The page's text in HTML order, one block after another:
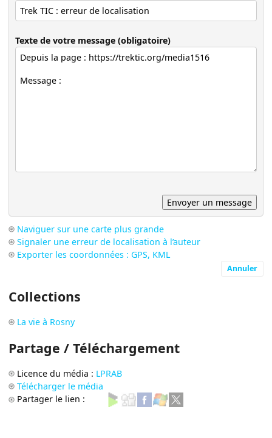
Texte de votre message (obligatoire)
Naviguer sur une carte plus grande
Signaler une erreur de localisation à l’auteur
Exporter les coordonnées : GPS, KML
Annuler
Collections
La vie à Rosny
Partage / Téléchargement
Licence du média : LPRAB
Télécharger le média
Partager le lien :